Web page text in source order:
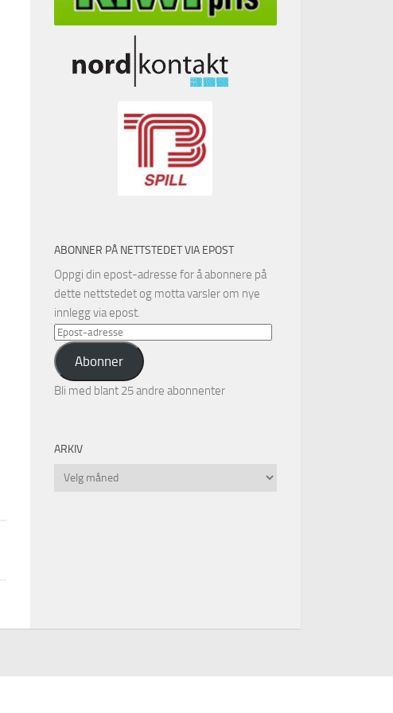
ABONNER PÅ NETTSTEDET VIA EPOST
Oppgi din epost-adresse for å abonnere på
dette nettstedet og motta varsler om nye
innlegg via epost.
Epost-
adresse
Abonner
Bli med blant 25 andre abonnenter
ARKIV
Arkiv